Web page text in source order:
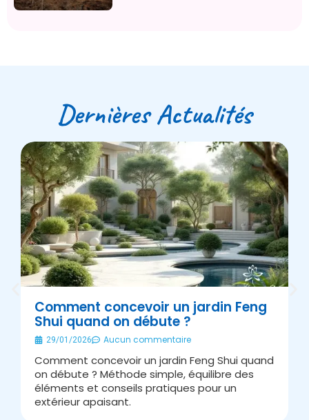
Dernières Actualités
Comment concevoir un jardin Feng
Shui quand on débute ?
29/01/2026 Aucun commentaire
Comment concevoir un jardin Feng Shui quand
on débute ? Méthode simple, équilibre des
éléments et conseils pratiques pour un
extérieur apaisant.